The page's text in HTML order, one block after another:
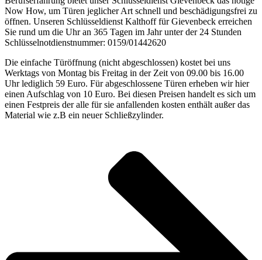
Now How, um Türen jeglicher Art schnell und beschädigungsfrei zu
öffnen. Unseren Schlüsseldienst Kalthoff für Gievenbeck erreichen
Sie rund um die Uhr an 365 Tagen im Jahr unter der 24 Stunden
Schlüsselnotdienstnummer: 0159/01442620
Die einfache Türöffnung (nicht abgeschlossen) kostet bei uns
Werktags von Montag bis Freitag in der Zeit von 09.00 bis 16.00
Uhr lediglich 59 Euro. Für abgeschlossene Türen erheben wir hier
einen Aufschlag von 10 Euro. Bei diesen Preisen handelt es sich um
einen Festpreis der alle für sie anfallenden kosten enthält außer das
Material wie z.B ein neuer Schließzylinder.